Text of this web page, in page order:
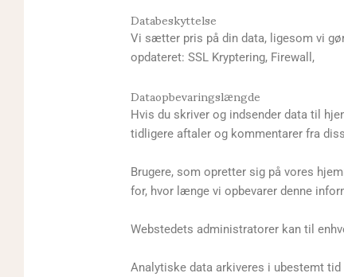
Databeskyttelse
Vi sætter pris på din data, ligesom vi
opdateret: SSL Kryptering, Firewall,
Dataopbevaringslængde
Hvis du skriver og indsender data til
tidligere aftaler og kommentarer fra
Brugere, som opretter sig på vores
for, hvor længe vi opbevarer denne
Webstedets administratorer kan til
Analytiske data arkiveres i ubestemt